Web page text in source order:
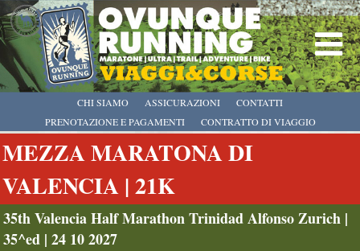
CHI SIAMO
PRENOTAZIONE E PAGAMENTI
CONTRATTO DI VIAGGIO
ASSICURAZIONI CONTATTI
MEZZA MARATONA DI
VALENCIA | 21K
35th Valencia Half Marathon Trinidad Alfonso Zurich |
35^ed | 24 10 2027